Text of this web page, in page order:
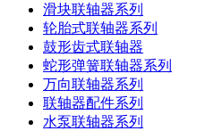
滑块联轴器系列
轮胎式联轴器系列
鼓形齿式联轴器
蛇形弹簧联轴器系列
万向联轴器系列
联轴器配件系列
水泵联轴器系列